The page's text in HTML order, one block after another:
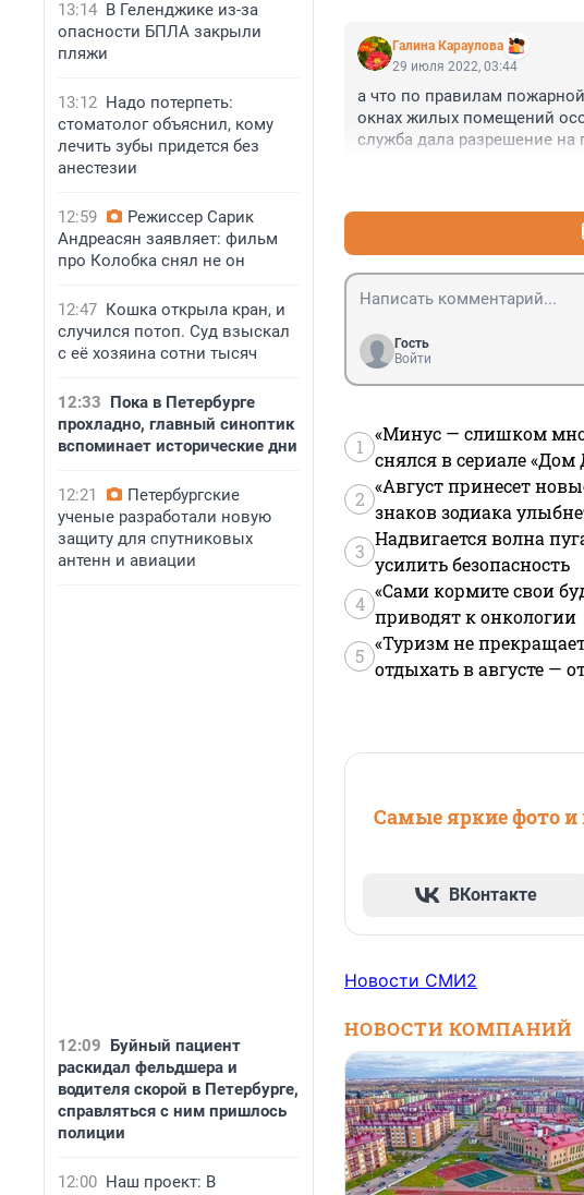
13:14 В Геленджике из-за
опасности БПЛА закрыли
пляжи
13:12 Надо потерпеть:
стоматолог объяснил, кому
лечить зубы придется без
анестезии
12:59
Режиссер Сарик
Андреасян заявляет: фильм
про Колобка снял не он
12:47 Кошка открыла кран, и
случился потоп. Суд взыскал
с её хозяина сотни тысяч
12:33 Пока в Петербурге
прохладно, главный синоптик
вспоминает исторические дни
12:21
Петербургские
ученые разработали новую
защиту для спутниковых
антенн и авиации
12:09 Буйный пациент
раскидал фельдшера и
водителя скорой в Петербурге,
справляться с ним пришлось
полиции
12:00 Наш проект: В
Галина Караулова
29 июля 2022, 03:44
а что по правилам
окнах жилых помещений
служба дала разрешение
Гость
Войти
1
«Минус — слишком
снялся в сериале «Дом
2
«Август принесет
знаков зодиака
3
Надвигается волна
усилить безопасность
4
«Сами кормите свои
приводят к онкологии
5
«Туризм не
отдыхать в августе —
Самые яркие фото
ВКонтакте
Новости СМИ2
НОВОСТИ КОМПАНИЙ